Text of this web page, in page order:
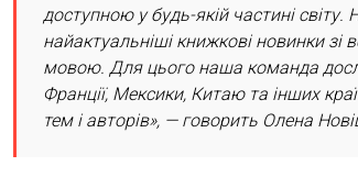
доступною у будь-якій частині
найактуальніші книжкові новинки зі
мовою. Для цього наша команда
Франції, Мексики, Китаю та інших
тем і авторів», — говорить Олена